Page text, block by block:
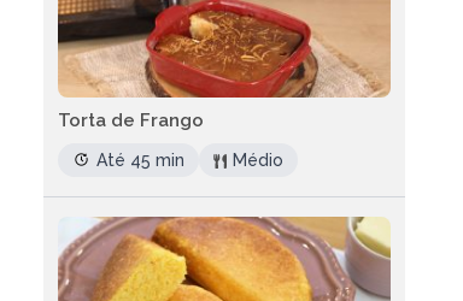
Torta de Frango
Até 45 min Médio